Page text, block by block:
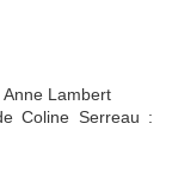
Anne Lambert
Coline Serreau :